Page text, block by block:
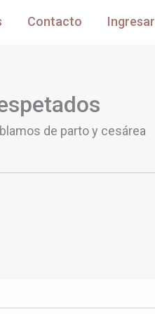
Contacto Ingresar
de parto y cesárea